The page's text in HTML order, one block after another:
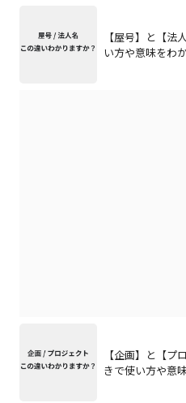
【屋号】と【法
い方や意味をわ
【企画】と【プ
きで使い方や意